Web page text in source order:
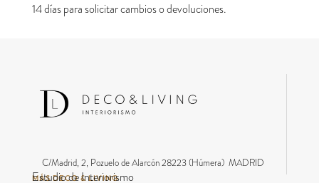
14 días para solicitar cambios o devoluciones.
C/Madrid, 2, Pozuelo de Alarcón 28223 (Húmera) MADRID
MÁS DECO & LIVING
Estudio de Interiorismo